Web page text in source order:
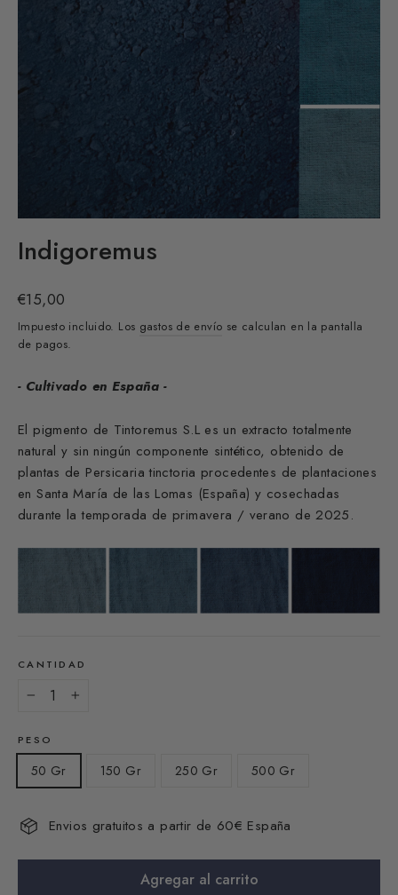
Indigoremus
Precio
habitual
€15,00
Impuesto incluido. Los gastos de envío se calculan en la pantalla
de pagos.
- Cultivado en España -
El pigmento de Tintoremus S.L es un extracto totalmente
natural y sin ningún componente sintético, obtenido de
plantas de Persicaria tinctoria procedentes de plantaciones
enSanta María de las Lomas (España) y cosechadas
durante la temporada de primavera / verano de 2025.
CANTIDAD
+
PESO
50 Gr 150 Gr 250 Gr 500 Gr
Envios gratuitos a partir de 60€ España
Agregar al carrito